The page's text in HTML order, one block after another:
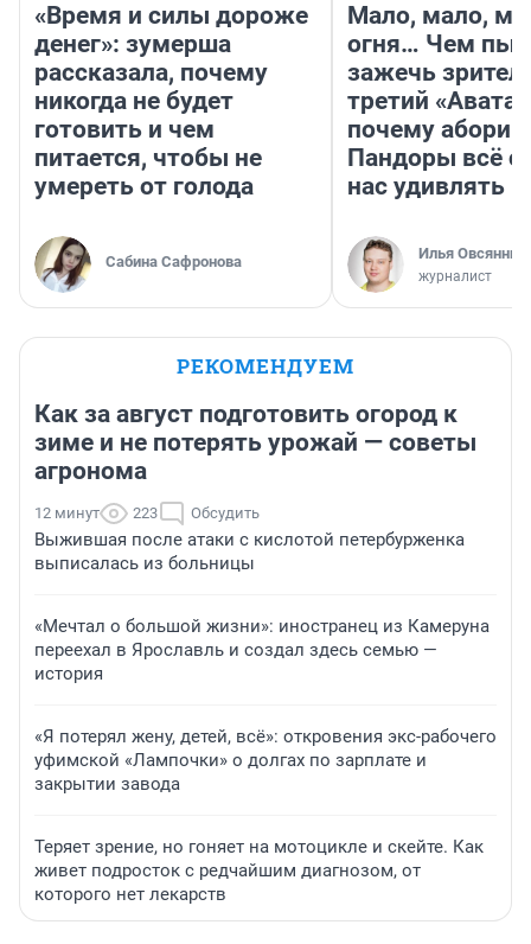
«Время и силы дороже
денег»: зумерша
рассказала, почему
никогда не будет
готовить и чем
питается, чтобы не
умереть от голода
Сабина Сафронова
Мало, мало,
огня… Чем
зажечь
третий
почему
Пандоры всё
нас удивлять
Илья
журналист
РЕКОМЕНДУЕМ
Как за август подготовить огород к
зиме и не потерять урожай — советы
агронома
12 минут 223 Обсудить
Выжившая после атаки с кислотой петербурженка
выписалась из больницы
«Мечтал о большой жизни»: иностранец из Камеруна
переехал в Ярославль и создал здесь семью —
история
«Я потерял жену, детей, всё»: откровения экс-рабочего
уфимской «Лампочки» о долгах по зарплате и
закрытии завода
Теряет зрение, но гоняет на мотоцикле и скейте. Как
живет подросток с редчайшим диагнозом, от
которого нет лекарств